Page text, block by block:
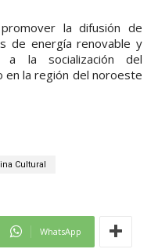
promover la difusión de
de energía renovable y
a la socialización del
en la región del noroeste
Cultural
WhatsApp